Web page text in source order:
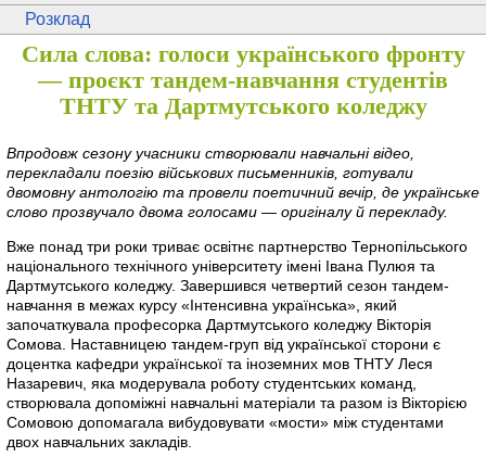
Розклад
Сила слова: голоси українського фронту
— проєкт тандем-навчання студентів
ТНТУ та Дартмутського коледжу
Впродовж сезону учасники створювали навчальні відео,
перекладали поезію військових письменників, готували
двомовну антологію та провели поетичний вечір, де українське
слово прозвучало двома голосами — оригіналу й перекладу.
Вже понад три роки триває освітнє партнерство Тернопільського
національного технічного університету імені Івана Пулюя та
Дартмутського коледжу. Завершився четвертий сезон тандем-
навчання в межах курсу «Інтенсивна українська», який
започаткувала професорка Дартмутського коледжу Вікторія
Сомова. Наставницею тандем-груп від української сторони є
доцентка кафедри української та іноземних мов ТНТУ Леся
Назаревич, яка модерувала роботу студентських команд,
створювала допоміжні навчальні матеріали та разом із Вікторією
Сомовою допомагала вибудовувати «мости» між студентами
двох навчальних закладів.